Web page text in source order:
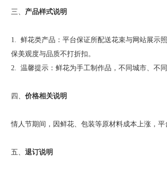
三、 产品样式说明
1. 鲜花类产品：平台保证所配送花束与网站展示
保美观度与品质不打折扣。
2. 温馨提示：鲜花为手工制作品，不同城市、不
四、 价格相关说明
情人节期间，因鲜花、包装等原材料成本上涨，
五、 退订说明